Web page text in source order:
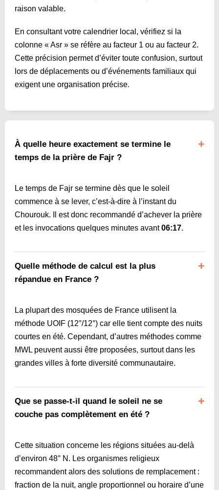
raison valable.
En consultant votre calendrier local, vérifiez si la
colonne « Asr » se réfère au facteur 1 ou au facteur 2.
Cette précision permet d’éviter toute confusion, surtout
lors de déplacements ou d’événements familiaux qui
exigent une organisation précise.
À quelle heure exactement se termine le
temps de la prière de Fajr ?
Le temps de Fajr se termine dès que le soleil
commence à se lever, c’est-à-dire à l’instant du
Chourouk. Il est donc recommandé d’achever la prière
et les invocations quelques minutes avant06:17.
Quelle méthode de calcul est la plus
répandue en France ?
La plupart des mosquées de France utilisent la
méthode UOIF (12°/12°) car elle tient compte des nuits
courtes en été. Cependant, d’autres méthodes comme
MWL peuvent aussi être proposées, surtout dans les
grandes villes à forte diversité communautaire.
Que se passe-t-il quand le soleil ne se
couche pas complètement en été ?
Cette situation concerne les régions situées au-delà
d’environ 48° N. Les organismes religieux
recommandent alors des solutions de remplacement :
fraction de la nuit, angle proportionnel ou horaire d’une